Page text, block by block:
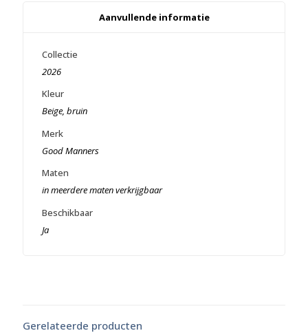
Aanvullende informatie
Collectie
2026
Kleur
Beige, bruin
Merk
Good Manners
Maten
in meerdere maten verkrijgbaar
Beschikbaar
Ja
Gerelateerde producten